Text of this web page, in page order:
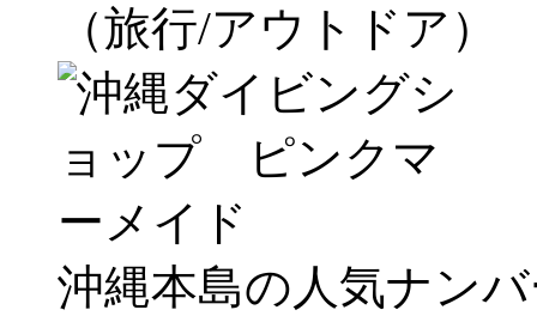
（旅行/アウトドア）
沖縄本島の人気ナン